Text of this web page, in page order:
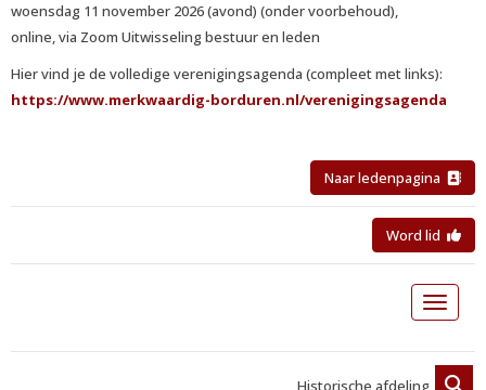
woensdag 11 november 2026 (avond) (onder voorbehoud),
online, via Zoom Uitwisseling bestuur en leden
Hier vind je de volledige verenigingsagenda (compleet met links):
https://www.merkwaardig-borduren.nl/verenigingsagenda
Naar ledenpagina
Word lid
Toggle
Historische afdeling